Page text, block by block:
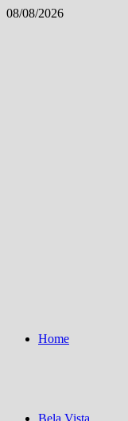
Skip
08/08/2026
Home
Bela Vista